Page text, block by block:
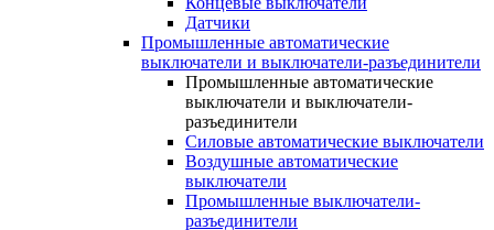
Датчики
Промышленные автоматические
выключатели и выключатели-разъединители
Промышленные автоматические
выключатели и выключатели-
разъединители
Силовые автоматические выключатели
Воздушные автоматические
выключатели
Промышленные выключатели-
разъединители